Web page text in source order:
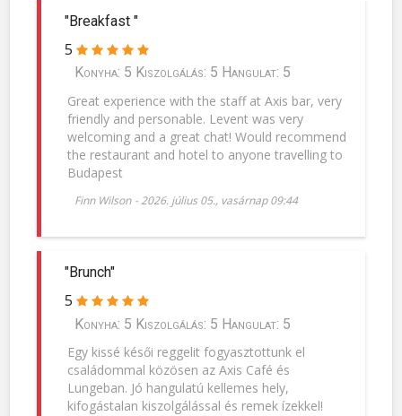
"Breakfast "
5
Konyha: 5 Kiszolgálás: 5 Hangulat: 5
Great experience with the staff at Axis bar, very
friendly and personable. Levent was very
welcoming and a great chat! Would recommend
the restaurant and hotel to anyone travelling to
Budapest
Finn Wilson -2026. július 05., vasárnap 09:44
"Brunch"
5
Konyha: 5 Kiszolgálás: 5 Hangulat: 5
Egy kissé késői reggelit fogyasztottunk el
családommal közösen az Axis Café és
Lungeban. Jó hangulatú kellemes hely,
kifogástalan kiszolgálással és remek ízekkel!